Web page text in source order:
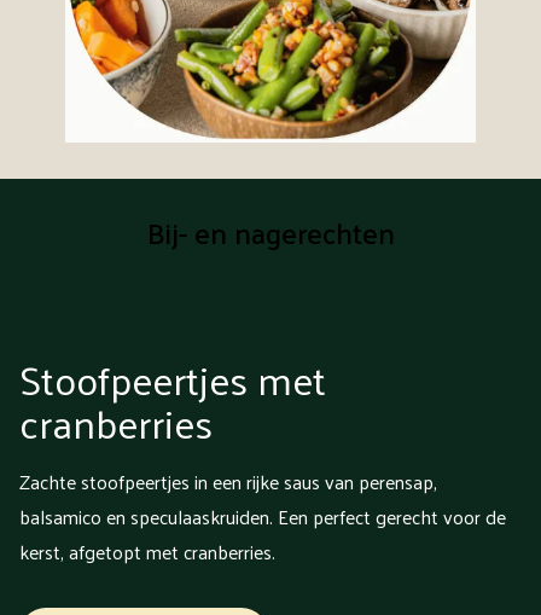
Bij- en nagerechten
Stoofpeertjes met
cranberries
Zachte stoofpeertjes in een rijke saus van perensap,
balsamico en speculaaskruiden. Een perfect gerecht voor de
kerst, afgetopt met cranberries.